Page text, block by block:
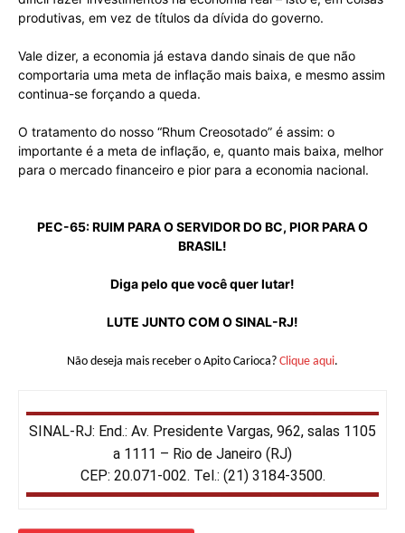
produtivas, em vez de títulos da dívida do governo.
Vale dizer, a economia já estava dando sinais de que não
comportaria uma meta de inflação mais baixa, e mesmo assim
continua-se forçando a queda.
O tratamento do nosso “Rhum Creosotado” é assim: o
importante é a meta de inflação, e, quanto mais baixa, melhor
para o mercado financeiro e pior para a economia nacional.
PEC-65: RUIM PARA O SERVIDOR DO BC, PIOR PARA O
BRASIL!
Diga pelo que você quer lutar!
LUTE JUNTO COM O SINAL-RJ!
Não deseja mais receber o Apito Carioca? Clique aqui.
SINAL-RJ: End.: Av. Presidente Vargas, 962, salas 1105
a 1111 – Rio de Janeiro (RJ)
CEP: 20.071-002. Tel.: (21) 3184-3500.